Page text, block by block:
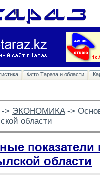
Фото Тараза и области
-> ЭКОНОМИКА ->
области
показатели
области